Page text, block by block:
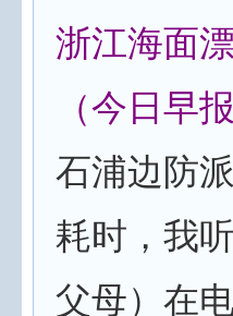
浙江海面
（今日早报
石浦边防
耗时，我
父母）在